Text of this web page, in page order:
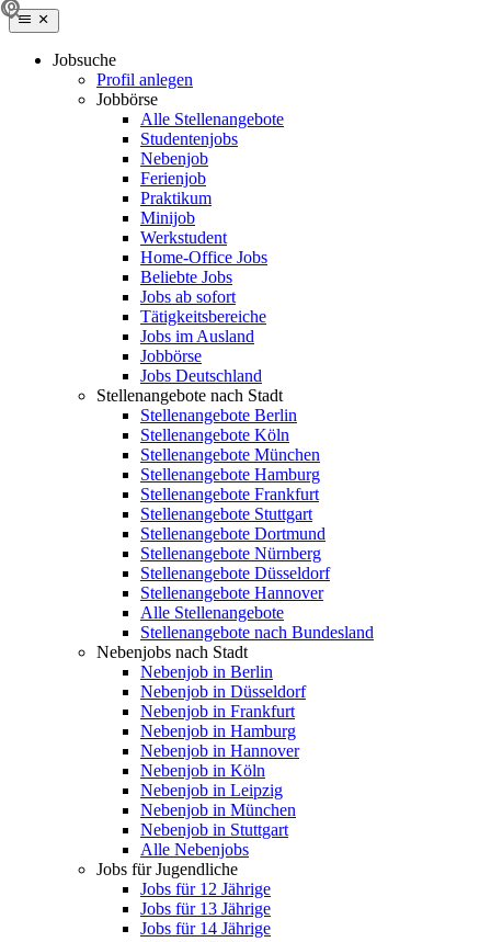
Jobsuche
Profil anlegen
Jobbörse
Alle Stellenangebote
Studentenjobs
Nebenjob
Ferienjob
Praktikum
Minijob
Werkstudent
Home-Office Jobs
Beliebte Jobs
Jobs ab sofort
Tätigkeitsbereiche
Jobs im Ausland
Jobbörse
Jobs Deutschland
Stellenangebote nach Stadt
Stellenangebote Berlin
Stellenangebote Köln
Stellenangebote München
Stellenangebote Hamburg
Stellenangebote Frankfurt
Stellenangebote Stuttgart
Stellenangebote Dortmund
Stellenangebote Nürnberg
Stellenangebote Düsseldorf
Stellenangebote Hannover
Alle Stellenangebote
Stellenangebote nach Bundesland
Nebenjobs nach Stadt
Nebenjob in Berlin
Nebenjob in Düsseldorf
Nebenjob in Frankfurt
Nebenjob in Hamburg
Nebenjob in Hannover
Nebenjob in Köln
Nebenjob in Leipzig
Nebenjob in München
Nebenjob in Stuttgart
Alle Nebenjobs
Jobs für Jugendliche
Jobs für 12 Jährige
Jobs für 13 Jährige
Jobs für 14 Jährige